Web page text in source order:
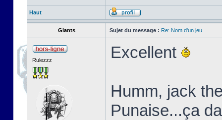
Haut
Giants Sujet du message : Re: Nom d'un jeu
Rulezzz Excellent
Humm, jack
Punaise...ça